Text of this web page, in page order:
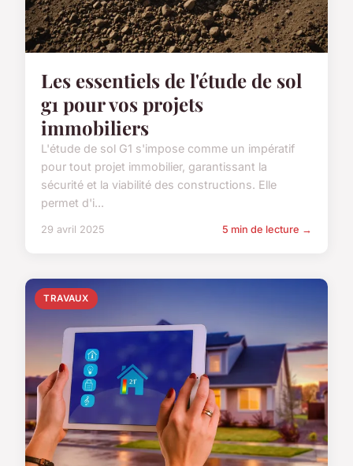
Les essentiels de l'étude de sol
g1 pour vos projets
immobiliers
L'étude de sol G1 s'impose comme un impératif
pour tout projet immobilier, garantissant la
sécurité et la viabilité des constructions. Elle
permet d'i...
29 avril 2025 5 min de lecture →
TRAVAUX